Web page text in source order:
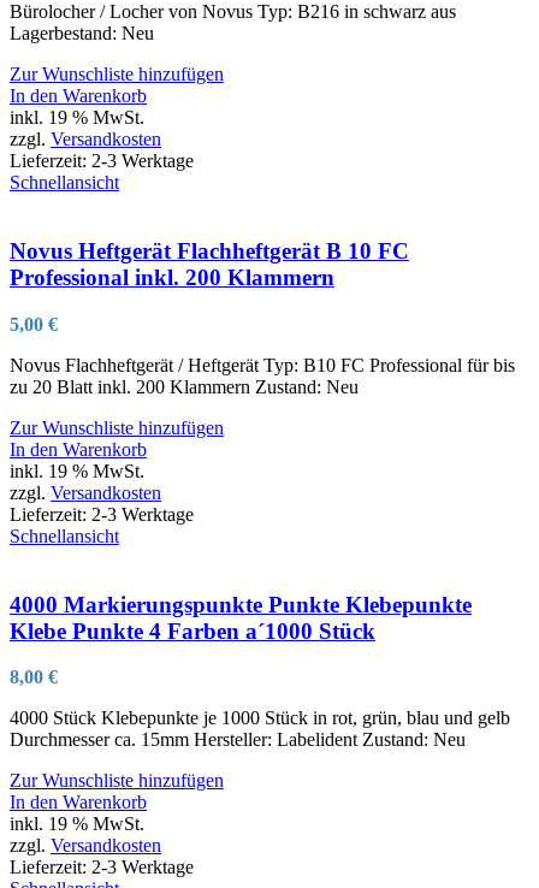
Bürolocher / Locher von Novus Typ: B216 in schwarz aus
Lagerbestand: Neu
Zur Wunschliste hinzufügen
In den Warenkorb
inkl. 19 % MwSt.
zzgl. Versandkosten
Lieferzeit: 2-3 Werktage
Schnellansicht
Novus Heftgerät Flachheftgerät B 10 FC
Professional inkl. 200 Klammern
5,00 €
Novus Flachheftgerät / Heftgerät Typ: B10 FC Professional für bis
zu 20 Blatt inkl. 200 Klammern Zustand: Neu
Zur Wunschliste hinzufügen
In den Warenkorb
inkl. 19 % MwSt.
zzgl. Versandkosten
Lieferzeit: 2-3 Werktage
Schnellansicht
4000 Markierungspunkte Punkte Klebepunkte
Klebe Punkte 4 Farben a´1000 Stück
8,00 €
4000 Stück Klebepunkte je 1000 Stück in rot, grün, blau und gelb
Durchmesser ca. 15mm Hersteller: Labelident Zustand: Neu
Zur Wunschliste hinzufügen
In den Warenkorb
inkl. 19 % MwSt.
zzgl. Versandkosten
Lieferzeit: 2-3 Werktage